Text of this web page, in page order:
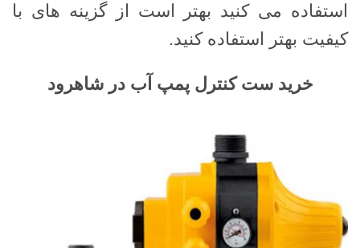
استفاده می کنید بهتر است از گزینه های با
کیفیت بهتر استفاده کنید.
خرید ست کنترل پمپ آب در شاهرود